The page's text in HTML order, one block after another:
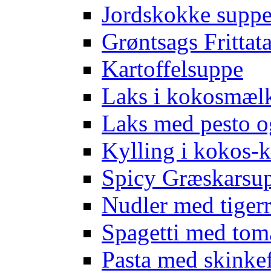
Jordskokke
Grøntsags
Kartoffelsuppe
Laks i
Laks med pesto
Kylling i kokos-
Spicy
Nudler med
Spagetti med
Pasta med